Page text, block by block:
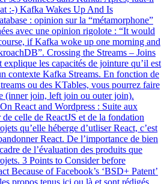
:-) Kafka Wakes Up And Is
: opinion sur la “métamorphone”
avec une opinion rigolote : “It would
if Kafka woke up one morning and
Crossing the Streams – Joins
les capacités de jointure qu’il est
contexte Kafka Streams. En fonction de
ou des KTables, vous pourrez faire
(inner join, left join ou outer join).
React and Wordpress : Suite aux
celle de ReactJS et de la fondation
qu’elle héberge d’utliser React, c’est
React. De l’importance de bien
de l’évaluation des produits que
3 Points to Consider before
Because of Facebook’s ‘BSD+ Patent’